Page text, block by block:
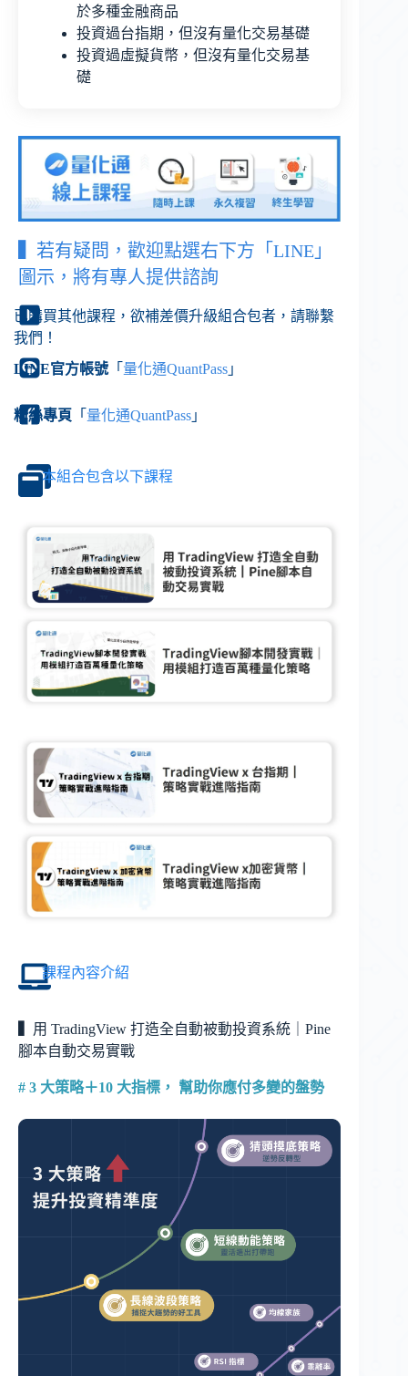
於多種金融商品
投資過台指期，但沒有量化交易基礎
投資過虛擬貨幣，但沒有量化交易基
礎
若有疑問，歡迎點選右下方「LINE」
圖示，將有專人提供諮詢
已購買其他課程，欲補差價升級組合包者，請聯繫
我們！
LINE官方帳號「 量化通QuantPass 」
粉絲專頁 「 量化通QuantPass 」
本組合包含以下課程
課程內容介紹
用 TradingView 打造全自動被動投資系統｜Pine
腳本自動交易實戰
# 3 大策略＋10 大指標， 幫助你應付多變的盤勢